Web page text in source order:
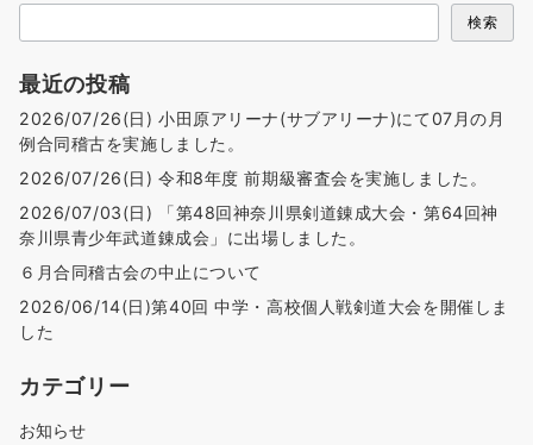
検索
最近の投稿
2026/07/26(日) 小田原アリーナ(サブアリーナ)にて07月の月
例合同稽古を実施しました。
2026/07/26(日) 令和8年度 前期級審査会を実施しました。
2026/07/03(日) 「第48回神奈川県剣道錬成大会・第64回神
奈川県青少年武道錬成会」に出場しました。
６月合同稽古会の中止について
2026/06/14(日)第40回 中学・高校個人戦剣道大会を開催しま
した
カテゴリー
お知らせ